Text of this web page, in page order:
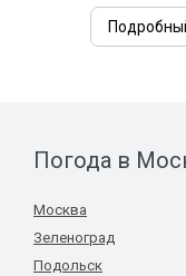
Погода в
Москва
Зеленоград
Подольск